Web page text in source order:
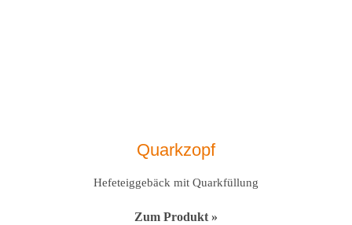
Quarkzopf
Hefeteiggebäck mit Quarkfüllung
Zum Produkt »